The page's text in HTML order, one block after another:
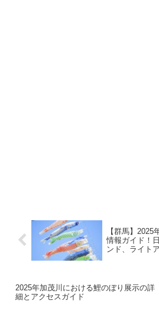
【群馬】
情報ガイド！
ンド、ライト
2025年加茂川における鯉のぼり展示の詳
細とアクセスガイド